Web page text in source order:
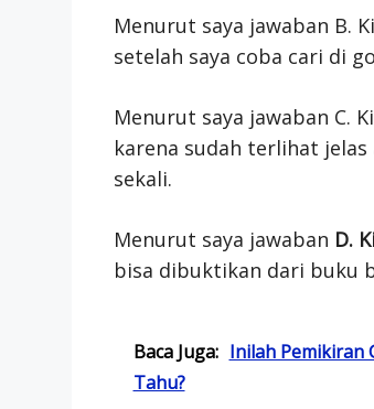
Menurut saya jawaban B.
setelah saya coba cari di
Menurut saya jawaban C.
karena sudah terlihat
sekali.
Menurut saya jawaban D.
bisa dibuktikan dari buku
Baca Juga: Inilah Pemikiran
Tahu?